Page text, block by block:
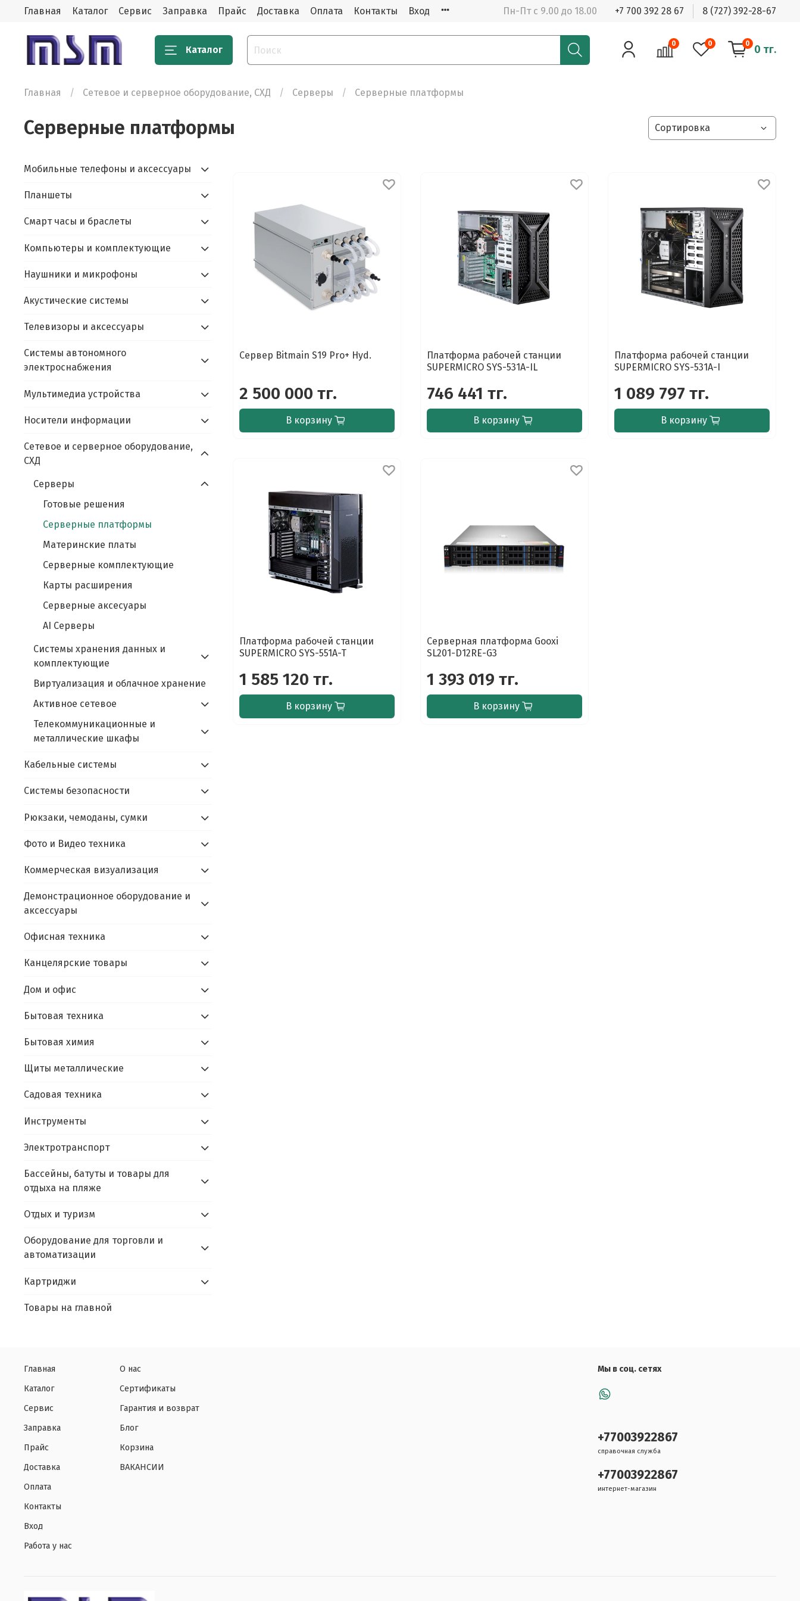
Главная Каталог Сервис Заправка Прайс Доставка Оплата Контакты Вход Пн-Пт с 9.00 до 18.00 +7 700 392 28 67 8 (727) 392-28-67
Каталог
0 0 0 0 тг.
Главная Сетевое и серверное оборудование, СХД Cерверы Серверные платформы
Серверные платформы
Сервер Bitmain S19 Pro+ Hyd.
2 500 000 тг.
В корзину
Платформа рабочей станции
SUPERMICRO SYS-531A-IL
746 441 тг.
В корзину
Платформа рабочей станции
SUPERMICRO SYS-531A-I
1 089 797 тг.
В корзину
Платформа рабочей станции
SUPERMICRO SYS-551A-T
1 585 120 тг.
В корзину
Серверная платформа Gooxi
SL201-D12RE-G3
1 393 019 тг.
В корзину
Мобильные телефоны и аксессуары
Планшеты
Смарт часы и браслеты
Компьютеры и комплектующие
Наушники и микрофоны
Акустические системы
Телевизоры и аксессуары
Системы автономного
электроснабжения
Мультимедиа устройства
Носители информации
Сетевое и серверное оборудование,
СХД
Cерверы
Готовые решения
Серверные платформы
Материнские платы
Серверные комплектующие
Карты расширения
Серверные аксесуары
AI Серверы
Системы хранения данных и
комплектующие
Виртуализация и облачное хранение
Активное сетевое
Телекоммуникационные и
металлические шкафы
Кабельные системы
Системы безопасности
Рюкзаки, чемоданы, сумки
Фото и Видео техника
Коммерческая визуализация
Демонстрационное оборудование и
аксессуары
Офисная техника
Канцелярские товары
Дом и офис
Бытовая техника
Бытовая химия
Щиты металлические
Садовая техника
Инструменты
Электротранспорт
Бассейны, батуты и товары для
отдыха на пляже
Отдых и туризм
Оборудование для торговли и
автоматизации
Картриджи
Товары на главной
Главная
Каталог
Сервис
Заправка
Прайс
Доставка
Оплата
Контакты
Вход
Работа у нас
О нас
Сертификаты
Гарантия и возврат
Блог
Корзина
ВАКАНСИИ
Мы в соц. сетях
+77003922867
справочная служба
+77003922867
интернет-магазин